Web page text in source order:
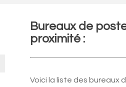
Bureaux de
proximité :
Voici la liste des bureaux